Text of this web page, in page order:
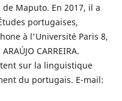
Maputo. En 2017, il a
portugaises,
à l'Université Paris 8,
CARREIRA.
sur la linguistique
du portugais. E-mail: